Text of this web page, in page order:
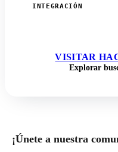
INTEGRACIÓN
VISITAR
Explorar
¡Únete a nuestra